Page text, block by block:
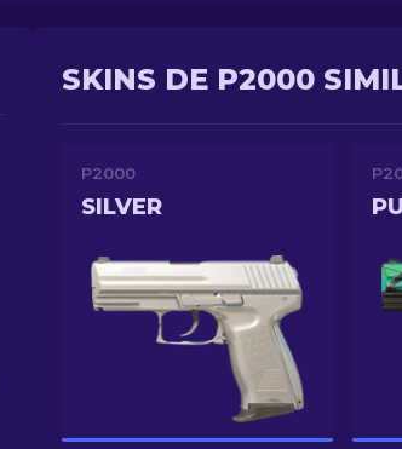
SKINS DE P2000
P2000
SILVER